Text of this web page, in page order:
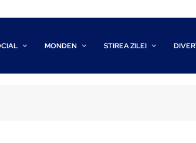
MONDEN STIREA ZILEI